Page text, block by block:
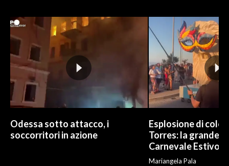
INFO AZIENDE
ABBONATI
ANNUNCI
NECROLOGI
PUBBLICITÀ
SPIAGGE
Odessa sotto attacco, i
soccorritori in azione
Esplosione di
Torres: la grande
Carnevale Estivo
Mariangela Pala